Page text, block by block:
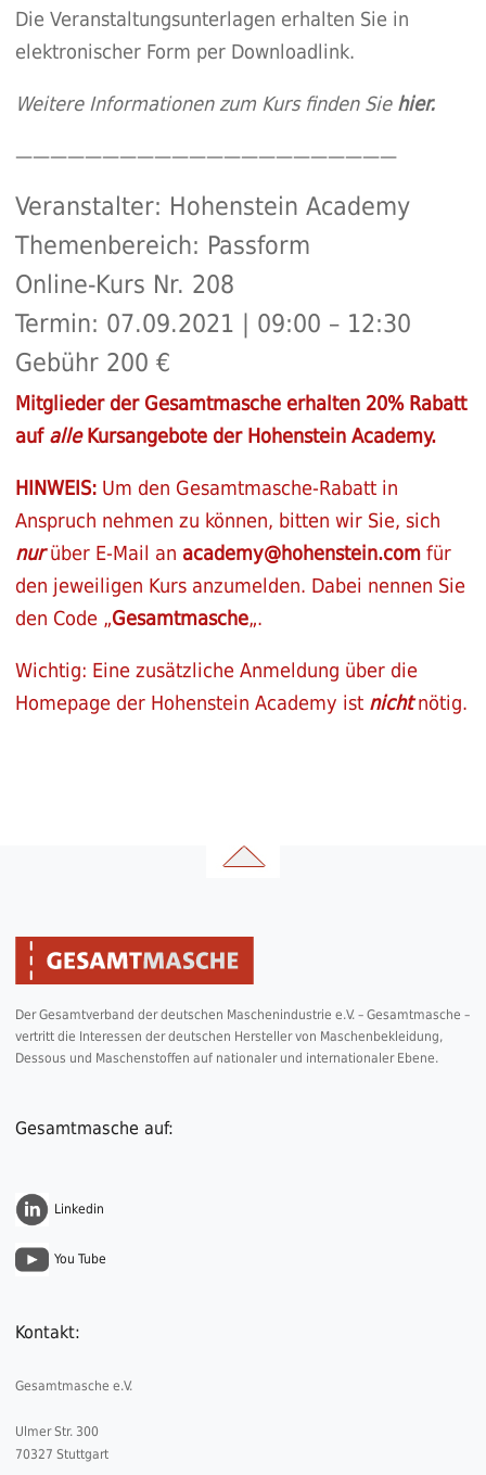
Die Veranstaltungsunterlagen erhalten Sie in
elektronischer Form per Downloadlink.
Weitere Informationen zum Kurs finden Sie hier.
——————————————————————
Veranstalter: Hohenstein Academy
Themenbereich: Passform
Online-Kurs Nr. 208
Termin: 07.09.2021 | 09:00 – 12:30
Gebühr 200 €
Mitglieder der Gesamtmasche erhalten 20% Rabatt
auf alleKursangebote der Hohenstein Academy.
HINWEIS: Um den Gesamtmasche-Rabatt in
Anspruch nehmen zu können, bitten wir Sie, sich
nurüber E-Mail an academy@hohenstein.comfür
den jeweiligen Kurs anzumelden. Dabei nennen Sie
den Code „Gesamtmasche„.
Wichtig: Eine zusätzliche Anmeldung über die
Homepage der Hohenstein Academy ist nicht nötig.
Der Gesamtverband der deutschen Maschenindustrie e.V. – Gesamtmasche –
vertritt die Interessen der deutschen Hersteller von Maschenbekleidung,
Dessous und Maschenstoffen auf nationaler und internationaler Ebene.
Gesamtmasche auf:
Linkedin
You Tube
Kontakt:
Gesamtmasche e.V.
Ulmer Str. 300
70327 Stuttgart